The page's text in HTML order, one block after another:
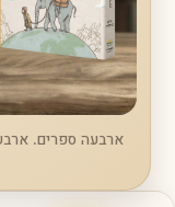
ארבעה ספרים.